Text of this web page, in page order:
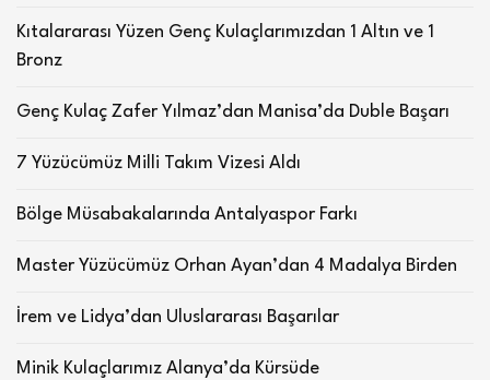
Kıtalararası Yüzen Genç Kulaçlarımızdan 1 Altın ve 1
Bronz
Genç Kulaç Zafer Yılmaz’dan Manisa’da Duble Başarı
7 Yüzücümüz Milli Takım Vizesi Aldı
Bölge Müsabakalarında Antalyaspor Farkı
Master Yüzücümüz Orhan Ayan’dan 4 Madalya Birden
İrem ve Lidya’dan Uluslararası Başarılar
Minik Kulaçlarımız Alanya’da Kürsüde